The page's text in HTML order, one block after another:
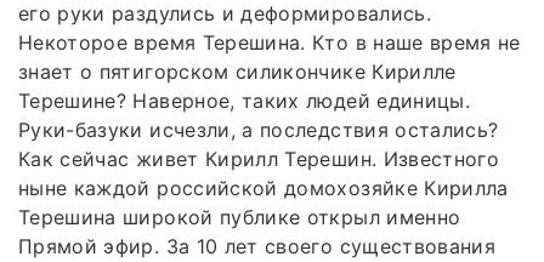
его руки раздулись и деформировались.
Некоторое время Терешина. Кто в наше время не
знает о пятигорском силикончике Кирилле
Терешине? Наверное, таких людей единицы.
Руки-базуки исчезли, а последствия остались?
Как сейчас живет Кирилл Терешин. Известного
ныне каждой российской домохозяйке Кирилла
Терешина широкой публике открыл именно
Прямой эфир. За 10 лет своего существования